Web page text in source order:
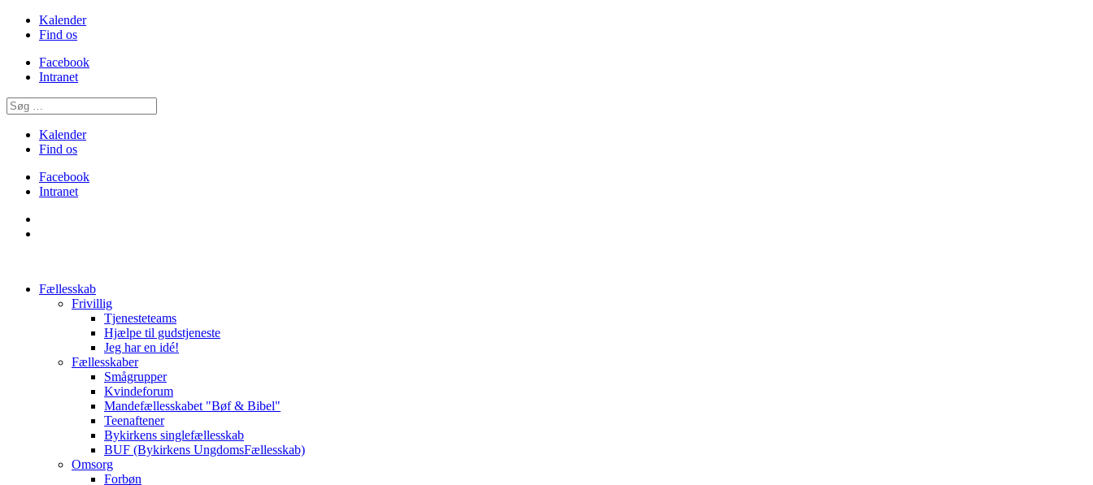
Kalender
Find os
Facebook
Intranet
Kalender
Find os
Facebook
Intranet
Fællesskab
Frivillig
Tjenesteteams
Hjælpe til gudstjeneste
Jeg har en idé!
Fællesskaber
Smågrupper
Kvindeforum
Mandefællesskabet "Bøf & Bibel"
Teenaftener
Bykirkens singlefællesskab
BUF (Bykirkens UngdomsFællesskab)
Omsorg
Forbøn